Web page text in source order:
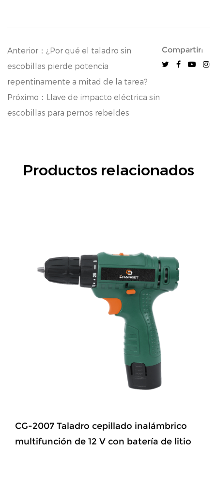
Anterior：¿Por qué el taladro sin
escobillas pierde potencia
repentinamente a mitad de la tarea?
Próximo：Llave de impacto eléctrica sin
escobillas para pernos rebeldes
Compartir:
Productos relacionados
CG-2007 Taladro cepillado inalámbrico
multifunción de 12 V con batería de litio